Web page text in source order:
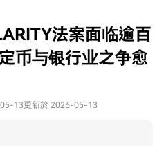
法案面临逾百
币与银行业之争愈
13更新於 2026-05-13